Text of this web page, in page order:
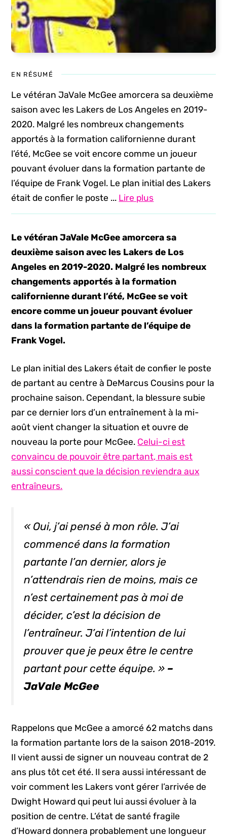
EN RÉSUMÉ
Le vétéran JaVale McGee amorcera sa deuxième
saison avec les Lakers de Los Angeles en 2019-
2020. Malgré les nombreux changements
apportés à la formation californienne durant
l’été, McGee se voit encore comme un joueur
pouvant évoluer dans la formation partante de
l’équipe de Frank Vogel. Le plan initial des Lakers
était de confier le poste ... Lire plus
Le vétéran JaVale McGee amorcera sa
deuxième saison avec les Lakers de Los
Angeles en 2019-2020. Malgré les nombreux
changements apportés à la formation
californienne durant l’été, McGee se voit
encore comme un joueur pouvant évoluer
dans la formation partante de l’équipe de
Frank Vogel.
Le plan initial des Lakers était de confier le poste
de partant au centre à DeMarcus Cousins pour la
prochaine saison. Cependant, la blessure subie
par ce dernier lors d’un entraînement à la mi-
août vient changer la situation et ouvre de
nouveau la porte pour McGee. Celui-ci est
convaincu de pouvoir être partant, mais est
aussi conscient que la décision reviendra aux
entraîneurs.
« Oui, j’ai pensé à mon rôle. J’ai
commencé dans la formation
partante l’an dernier, alors je
n’attendrais rien de moins, mais ce
n’est certainement pas à moi de
décider, c’est la décision de
l’entraîneur. J’ai l’intention de lui
prouver que je peux être le centre
partant pour cette équipe. » –
JaVale McGee
Rappelons que McGee a amorcé 62 matchs dans
la formation partante lors de la saison 2018-2019.
Il vient aussi de signer un nouveau contrat de 2
ans plus tôt cet été. Il sera aussi intéressant de
voir comment les Lakers vont gérer l’arrivée de
Dwight Howard qui peut lui aussi évoluer à la
position de centre. L’état de santé fragile
d’Howard donnera probablement une longueur